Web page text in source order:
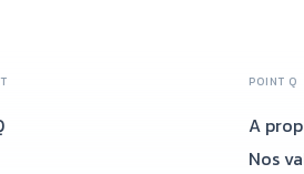
POINT Q
A
Nos